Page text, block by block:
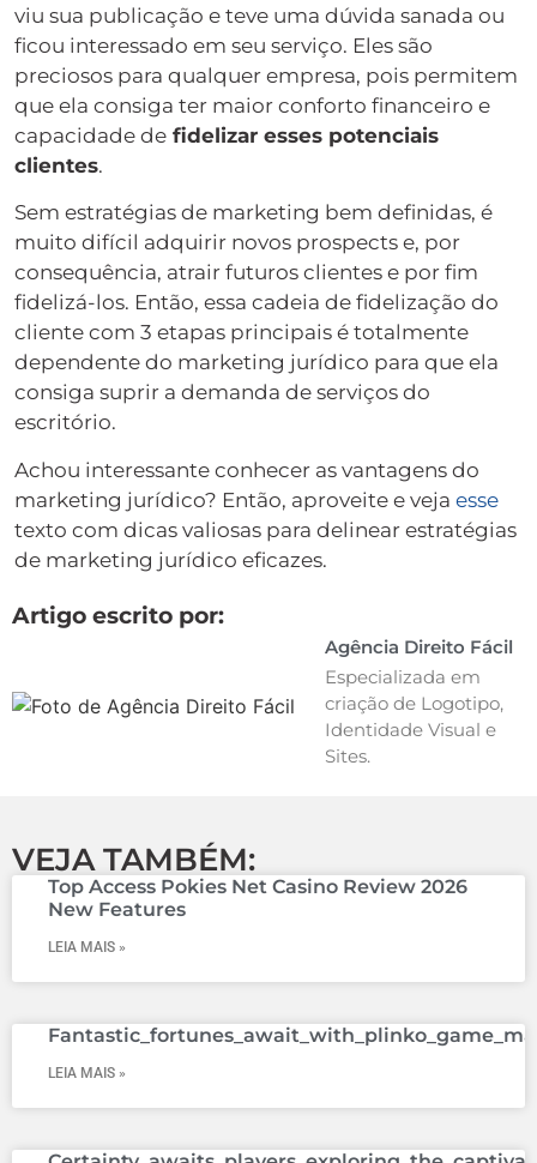
viu sua publicação e teve uma dúvida sanada ou
ficou interessado em seu serviço. Eles são
preciosos para qualquer empresa, pois permitem
que ela consiga ter maior conforto financeiro e
capacidade de fidelizar esses potenciais
clientes.
Sem estratégias de marketing bem definidas, é
muito difícil adquirir novos prospects e, por
consequência, atrair futuros clientes e por fim
fidelizá-los. Então, essa cadeia de fidelização do
cliente com 3 etapas principais é totalmente
dependente do marketing jurídico para que ela
consiga suprir a demanda de serviços do
escritório.
Achou interessante conhecer as vantagens do
marketing jurídico? Então, aproveite e veja esse
texto com dicas valiosas para delinear estratégias
de marketing jurídico eficazes.
Artigo escrito por:
Agência Direito Fácil
Especializada em
criação de Logotipo,
Identidade Visual e
Sites.
VEJA TAMBÉM:
Top Access Pokies Net Casino Review 2026
New Features
LEIA MAIS »
LEIA MAIS »